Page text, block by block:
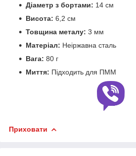
Діаметр з бортами: 14 см
Висота: 6,2 см
Товщина металу: 3 мм
Матеріал: Неіржавна сталь
Вага: 80 г
Миття: Підходить для ПММ
Приховати